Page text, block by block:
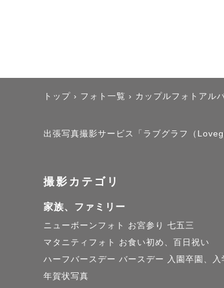
トップ › フォト一覧 › カップルフォトアル
出張写真撮影サービス「ラブグラフ（
撮影カテゴリ
家族、ファミリー
ニューボーンフォト お宮参り 七五三
マタニティフォト
お食い初め、百日祝い
ハーフバースデー バースデー
入園卒園、入
年賀状写真